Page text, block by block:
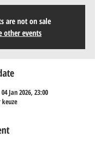
are not on sale
other events
Jan 2026, 23:00